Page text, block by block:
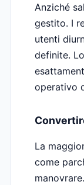
Anziché
gestito. I
utenti
definite.
operativo
La
come